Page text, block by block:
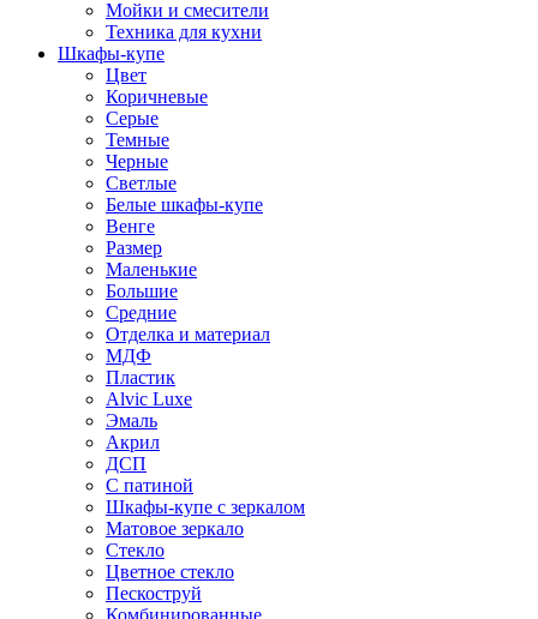
Мойки и смесители
Техника для кухни
Шкафы-купе
Цвет
Коричневые
Серые
Темные
Черные
Светлые
Белые шкафы-купе
Венге
Размер
Маленькие
Большие
Средние
Отделка и материал
МДФ
Пластик
Alvic Luxe
Эмаль
Акрил
ДСП
С патиной
Шкафы-купе с зеркалом
Матовое зеркало
Стекло
Цветное стекло
Пескоструй
Комбинированные